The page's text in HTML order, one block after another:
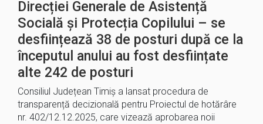
Direcției Generale de Asistență
Socială și Protecția Copilului – se
desființează 38 de posturi după ce la
începutul anului au fost desființate
alte 242 de posturi
Consiliul Județean Timiș a lansat procedura de
transparență decizională pentru Proiectul de hotărâre
nr. 402/12.12.2025, care vizează aprobarea noii